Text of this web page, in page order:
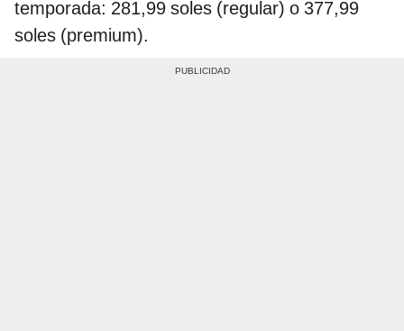
temporada: 281,99 soles (regular) o 377,99
soles (premium).